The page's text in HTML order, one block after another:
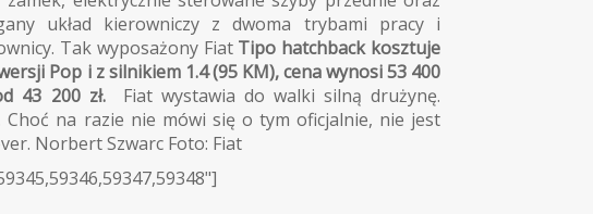
układ kierowniczy z dwoma trybami pracy i
Tak wyposażony Fiat Tipo hatchback kosztuje
Pop i z silnikiem 1.4 (95 KM), cena wynosi 53 400
43 200 zł.
Fiat wystawia do walki silną drużynę.
na razie nie mówi się o tym oficjalnie, nie jest
Norbert Szwarc Foto: Fiat